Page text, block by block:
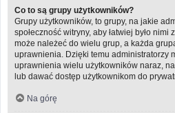
Co to są grupy użytkowników?
Grupy użytkowników, to grupy, na jakie
społeczność witryny, aby łatwiej było
może należeć do wielu grup, a każda
uprawnienia. Dzięki temu administratorzy
uprawnienia wielu użytkowników naraz,
lub dawać dostęp użytkownikom do
Na górę